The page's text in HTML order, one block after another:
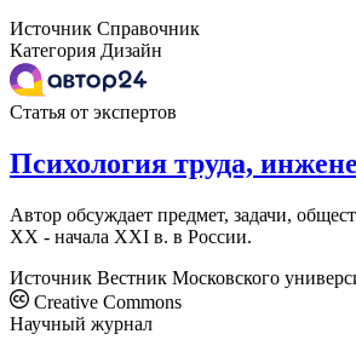
Источник Справочник
Категория Дизайн
Статья от экспертов
Психология труда,
Автор обсуждает предмет, задачи,
ХХ - начала XXI в. в России.
Источник Вестник Московского
Creative Commons
Научный журнал